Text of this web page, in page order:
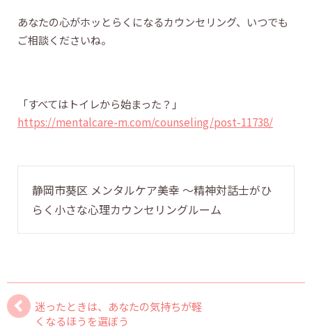
あなたの心がホッとらくになるカウンセリング、いつでも
ご相談くださいね。
「すべてはトイレから始まった？」
https://mentalcare-m.com/counseling/post-11738/
静岡市葵区 メンタルケア美幸 〜精神対話士がひ
らく小さな心理カウンセリングルーム
迷ったときは、あなたの気持ちが軽
くなるほうを選ぼう